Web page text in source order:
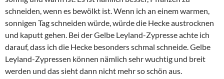
schneiden, wenn es bewölkt ist. Wenn ich an einem warmen,
sonnigen Tag schneiden würde, würde die Hecke austrocknen
und kaputt gehen. Bei der Gelbe Leyland-Zypresse achte ich
darauf, dass ich die Hecke besonders schmal schneide. Gelbe
Leyland-Zypressen können nämlich sehr wuchtig und breit
werden und das sieht dann nicht mehr so schön aus.